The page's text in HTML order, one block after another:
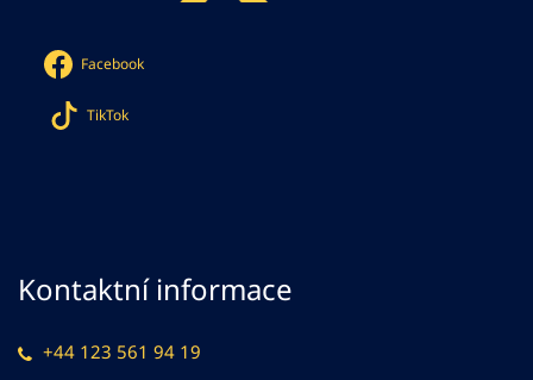
Facebook
TikTok
Kontaktní informace
+44 123 561 94 19